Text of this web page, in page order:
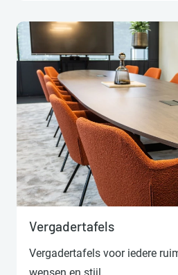
Lees verder
Vergadertafels
Vergadertafels voor iedere